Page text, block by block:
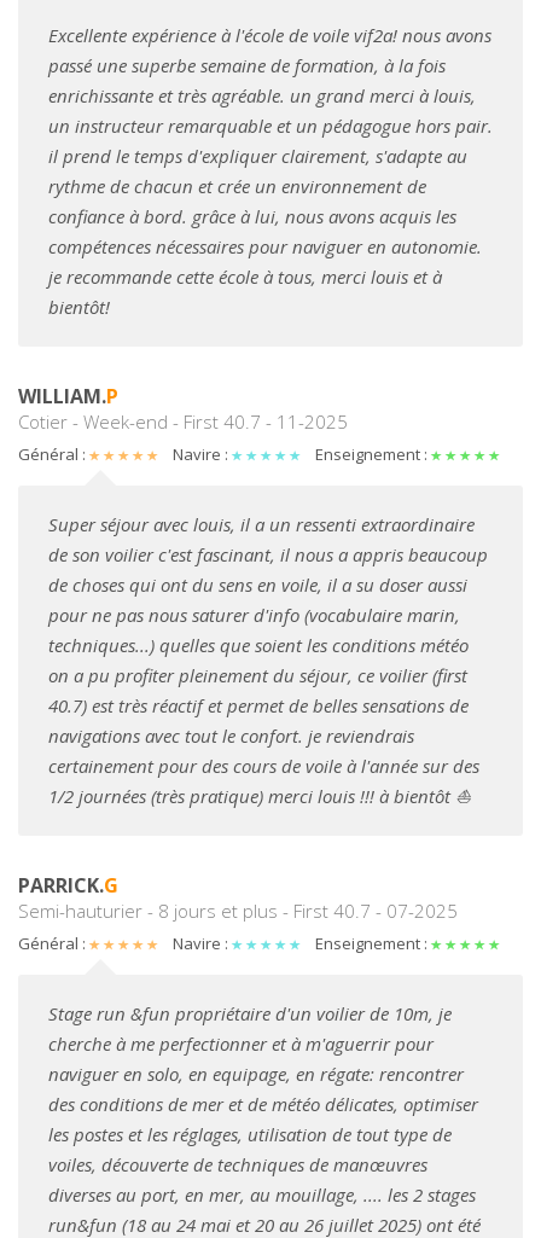
Excellente expérience à l'école de voile vif2a! nous avons
passé une superbe semaine de formation, à la fois
enrichissante et très agréable. un grand merci à louis,
un instructeur remarquable et un pédagogue hors pair.
il prend le temps d'expliquer clairement, s'adapte au
rythme de chacun et crée un environnement de
confiance à bord. grâce à lui, nous avons acquis les
compétences nécessaires pour naviguer en autonomie.
je recommande cette école à tous, merci louis et à
bientôt!
WILLIAM.P
Cotier - Week-end - First 40.7 - 11-2025
Général : Navire : Enseignement :
Super séjour avec louis, il a un ressenti extraordinaire
de son voilier c'est fascinant, il nous a appris beaucoup
de choses qui ont du sens en voile, il a su doser aussi
pour ne pas nous saturer d'info (vocabulaire marin,
techniques...) quelles que soient les conditions météo
on a pu profiter pleinement du séjour, ce voilier (first
40.7) est très réactif et permet de belles sensations de
navigations avec tout le confort. je reviendrais
certainement pour des cours de voile à l'année sur des
1/2 journées (très pratique) merci louis !!! à bientôt ⛵
PARRICK.G
Semi-hauturier - 8 jours et plus - First 40.7 - 07-2025
Général : Navire : Enseignement :
Stage run &fun propriétaire d'un voilier de 10m, je
cherche à me perfectionner et à m'aguerrir pour
naviguer en solo, en equipage, en régate: rencontrer
des conditions de mer et de météo délicates, optimiser
les postes et les réglages, utilisation de tout type de
voiles, découverte de techniques de manœuvres
diverses au port, en mer, au mouillage, .... les 2 stages
run&fun (18 au 24 mai et 20 au 26 juillet 2025) ont été